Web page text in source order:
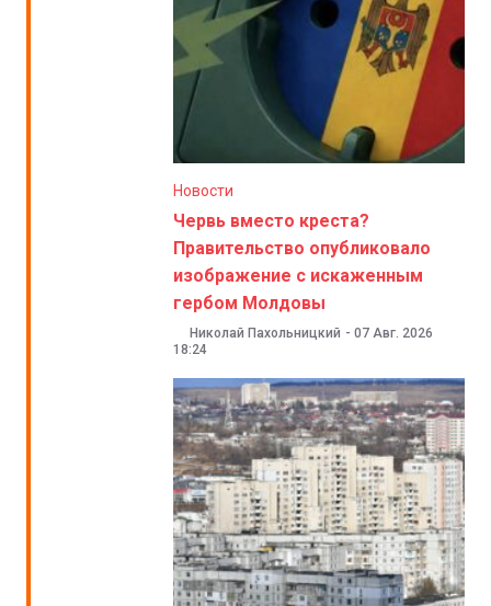
Новости
Червь вместо креста?
Правительство опубликовало
изображение с искаженным
гербом Молдовы
Николай Пахольницкий - 07 Авг. 2026
18:24